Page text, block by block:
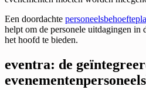
Een doordachte
helpt om de personele uitdagingen in
het hoofd te bieden.
eventra: de